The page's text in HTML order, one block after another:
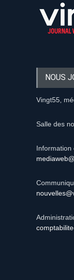
NOUS
Vingt55,
Salle des
Information